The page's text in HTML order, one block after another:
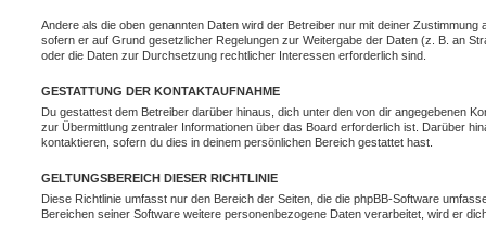
Andere als die oben genannten Daten wird der Betreiber nur mit deiner Zustimmung
sofern er auf Grund gesetzlicher Regelungen zur Weitergabe der Daten (z. B. an
oder die Daten zur Durchsetzung rechtlicher Interessen erforderlich sind.
GESTATTUNG DER KONTAKTAUFNAHME
Du gestattest dem Betreiber darüber hinaus, dich unter den von dir angegebenen
zur Übermittlung zentraler Informationen über das Board erforderlich ist. Darüber
kontaktieren, sofern du dies in deinem persönlichen Bereich gestattet hast.
GELTUNGSBEREICH DIESER RICHTLINIE
Diese Richtlinie umfasst nur den Bereich der Seiten, die die phpBB-Software
Bereichen seiner Software weitere personenbezogene Daten verarbeitet, wird er